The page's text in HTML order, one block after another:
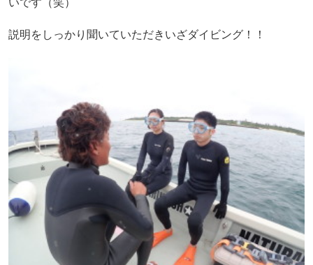
いです（笑）
説明をしっかり聞いていただきいざダイビング！！